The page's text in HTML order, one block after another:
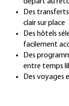
départ au
Des
clair sur place
Des hôtels
facilement
Des
entre temps
Des voyages